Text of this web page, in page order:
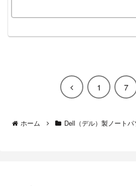
前
1 7
ホーム Dell（デル）製ノート